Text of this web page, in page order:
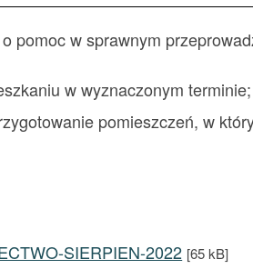
pomoc w sprawnym
w wyznaczonym terminie;
pomieszczeń, w
SIERPIEN-2022 [65 kB]